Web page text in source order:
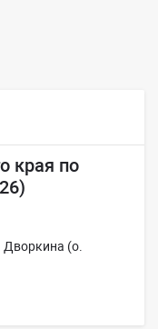
края по
Дворкина (о.